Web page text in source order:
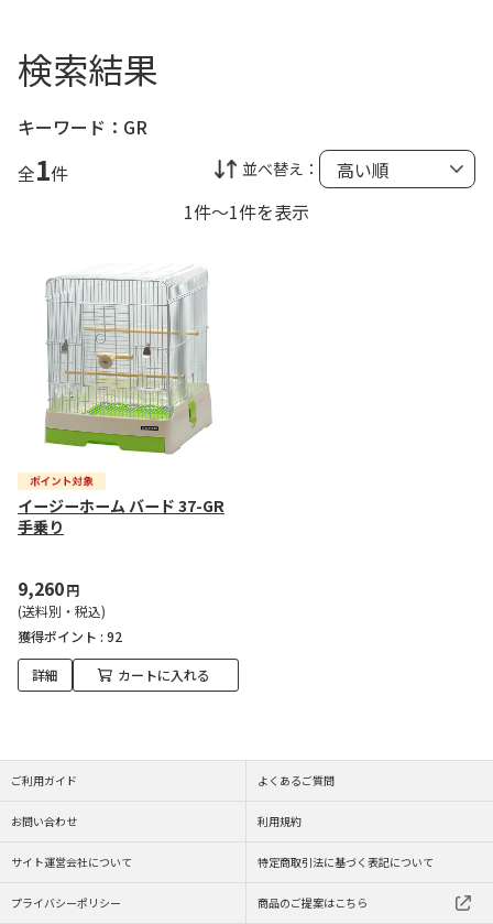
検索結果
キーワード： GR
全1件 並べ替え：
1件～1件を表示
イージーホーム バード 37-GR
手乗り
9,260円
(送料別・税込)
獲得ポイント : 92
詳細 カートに入れる
ご利用ガイド よくあるご質問
お問い合わせ 利用規約
サイト運営会社について 特定商取引法に基づく表記について
プライバシーポリシー 商品のご提案はこちら